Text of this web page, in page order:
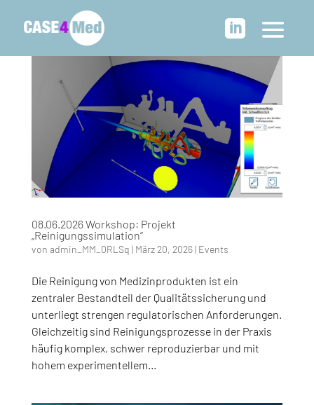

08.06.2026 Workshop: Projekt
„Reinigungssimulation“
von admin_MM_0RLSq | März 20, 2026| Events
Die Reinigung von Medizinprodukten ist ein
zentraler Bestandteil der Qualitätssicherung und
unterliegt strengen regulatorischen Anforderungen.
Gleichzeitig sind Reinigungsprozesse in der Praxis
häufig komplex, schwer reproduzierbar und mit
hohem experimentellem...